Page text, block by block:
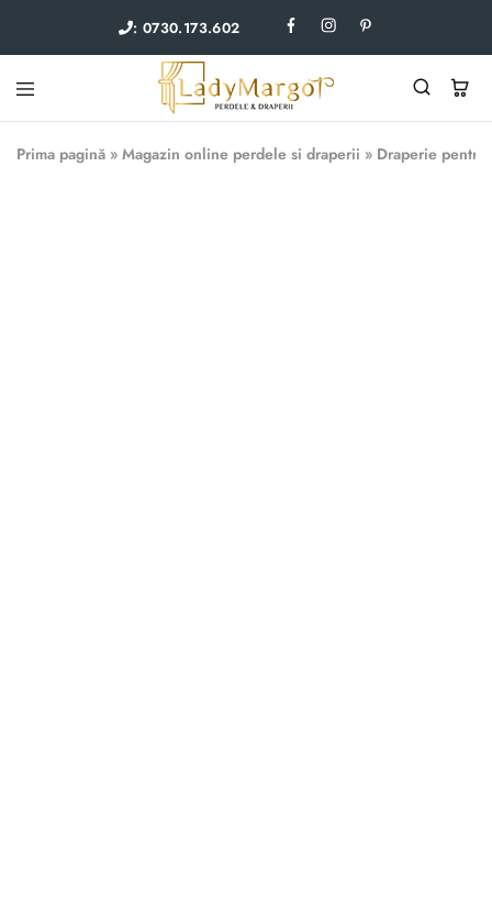
: 0730.173.602
Lady
Perdele
draperii
Prima pagină » Magazin online perdele si draperii » Draperie